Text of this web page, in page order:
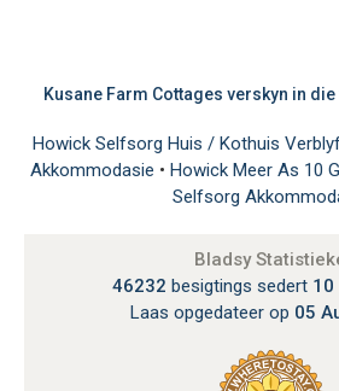
Kusane Farm Cottages verskyn in
Howick Selfsorg Huis / Kothuis
Akkommodasie • Howick Meer As 10
Selfsorg
Bladsy
46232 besigtings sedert 10
Laas opgedateer op 05